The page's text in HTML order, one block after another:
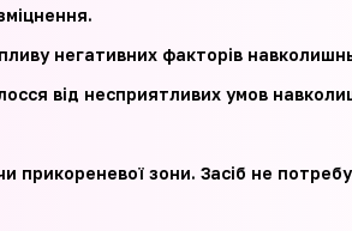
негативних факторів
від несприятливих умов
прикореневої зони. Засіб не